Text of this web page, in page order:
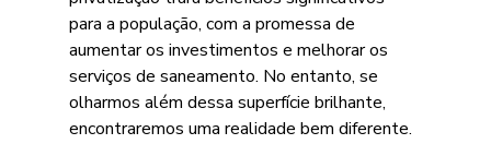
para a população, com a promessa de
aumentar os investimentos e melhorar os
serviços de saneamento. No entanto, se
olharmos além dessa superfície brilhante,
encontraremos uma realidade bem diferente.